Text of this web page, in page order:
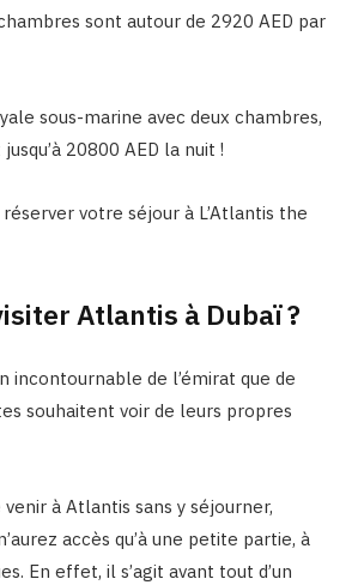
sont autour de 2920 AED par
sous-marine avec deux chambres,
20800 AED la nuit !
votre séjour à L’Atlantis the
Atlantis à Dubaï ?
incontournable de l’émirat que de
souhaitent voir de leurs propres
à Atlantis sans y séjourner,
accès qu’à une petite partie, à
En effet, il s’agit avant tout d’un